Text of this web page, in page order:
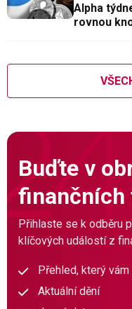
Alpha
rovnou
Buďte v
finančních
Přihlaste se k odběru
klíčových událostí z
Přehled, který
Aktuální dění